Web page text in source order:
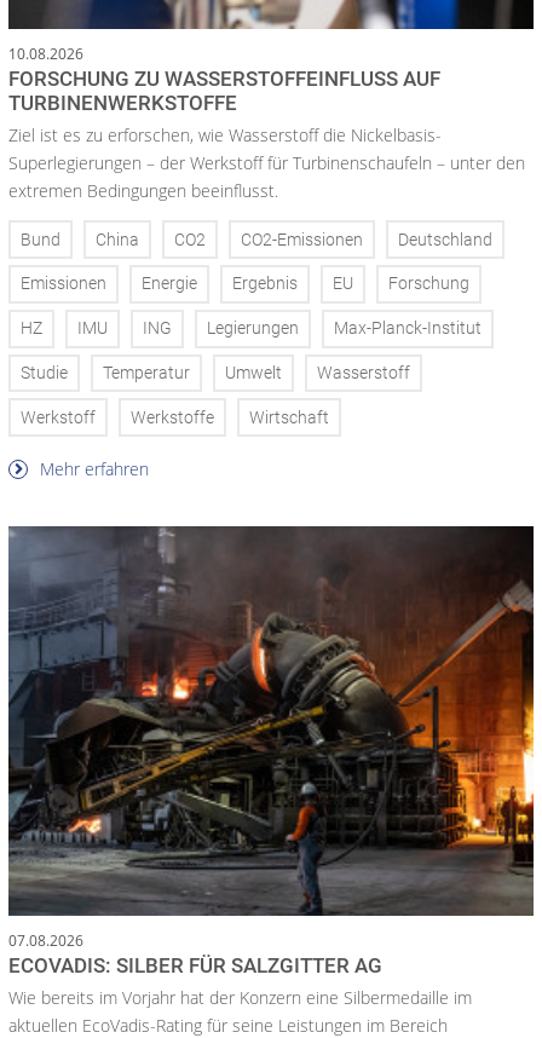
10.08.2026
FORSCHUNG ZU WASSERSTOFFEINFLUSS AUF
TURBINENWERKSTOFFE
Ziel ist es zu erforschen, wie Wasserstoff die Nickelbasis-
Superlegierungen – der Werkstoff für Turbinenschaufeln – unter den
extremen Bedingungen beeinflusst.
Bund China CO2 CO2-Emissionen Deutschland
Emissionen Energie Ergebnis EU Forschung
HZ IMU ING Legierungen Max-Planck-Institut
Studie Temperatur Umwelt Wasserstoff
Werkstoff Werkstoffe Wirtschaft
Mehr erfahren
07.08.2026
ECOVADIS: SILBER FÜR SALZGITTER AG
Wie bereits im Vorjahr hat der Konzern eine Silbermedaille im
aktuellen EcoVadis-Rating für seine Leistungen im Bereich